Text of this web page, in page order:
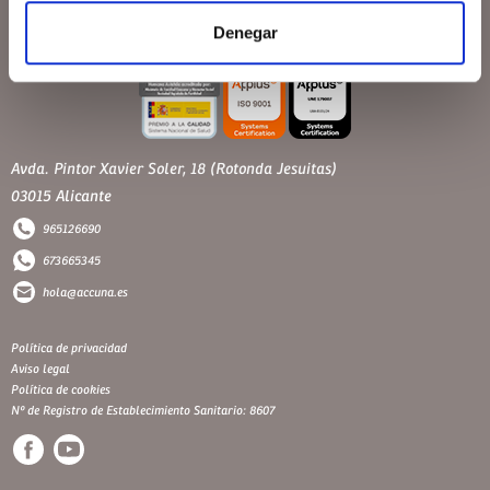
Denegar
Avda. Pintor Xavier Soler, 18 (Rotonda Jesuitas)
03015 Alicante
965126690
673665345
hola@accuna.es
Política de privacidad
Aviso legal
Política de cookies
Nº de Registro de Establecimiento Sanitario: 8607